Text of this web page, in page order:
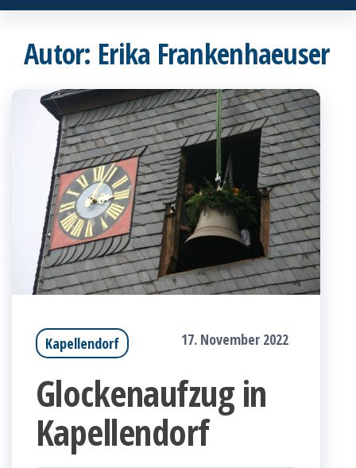
Autor: Erika Frankenhaeuser
Kapellendorf 17. November 2022
Glockenaufzug in
Kapellendorf